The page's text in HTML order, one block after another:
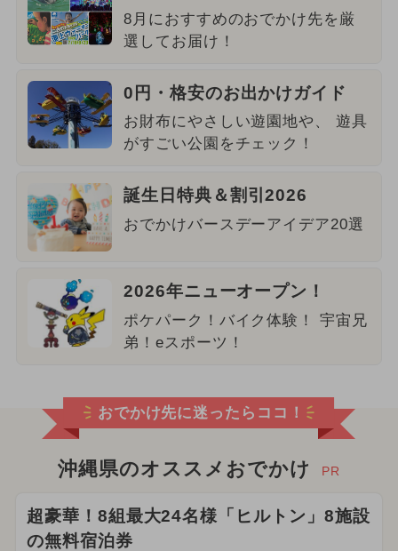
8月におすすめのおでかけ先を厳
選してお届け！
0円・格安のお出かけガイド
お財布にやさしい遊園地や、 遊具
がすごい公園をチェック！
誕生日特典＆割引2026
おでかけバースデーアイデア20選
2026年ニューオープン！
ポケパーク！バイク体験！ 宇宙兄
弟！eスポーツ！
おでかけ先に迷ったらココ！
沖縄県のオススメおでかけ PR
超豪華！8組最大24名様「ヒルトン」8施設
の無料宿泊券